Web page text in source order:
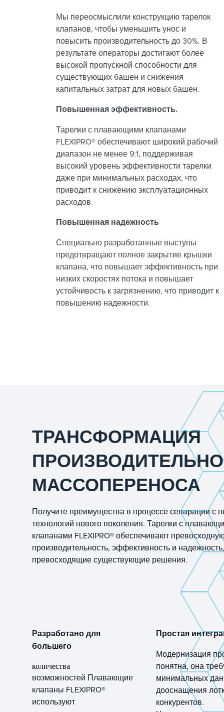
Мы переосмыслили конструкцию тарелок
клапанов, чтобы уменьшить унос и
повысить производительность до 30%. В
результате операторы достигают более
высокой пропускной способности для
существующих башен и снижения
капитальных затрат для новых башен.
Повышенная эффективность.
Тарелки с плавающими клапанами
FLEXIPRO® обеспечивают широкий рабочий
диапазон не менее 9:1, поддерживая
высокий уровень эффективности тарелки
даже при минимальных расходах, что
приводит к снижению эксплуатационных
расходов.
Повышенная надежность
Специально разработанные выступы
предотвращают полное закрытие крышки
клапана, что повышает эффективность при
низких скоростях потока и повышает
устойчивость к загрязнению, что приводит к
повышению надежности.
ТРАНСФОРМАЦИЯ
МАССОПЕРЕНОСА
Получите преимущества в процессе сепарации с
технологий нового поколения. Тарелки с
клапанами FLEXIPRO® обеспечивают
производительность, эффективность и надежность,
превосходящие существующие решения.
Разработано для
большего
количества
возможностей Плавающие
клапаны FLEXIPRO®
используют
Простая
Модернизация
понятна, она
минимальных
дооснащения
конкурентов.